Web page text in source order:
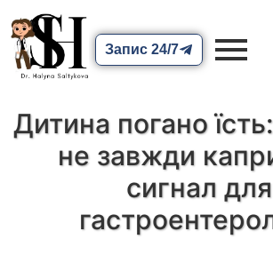
Запис 24/7
Дитина погано
не завжди
сигнал для